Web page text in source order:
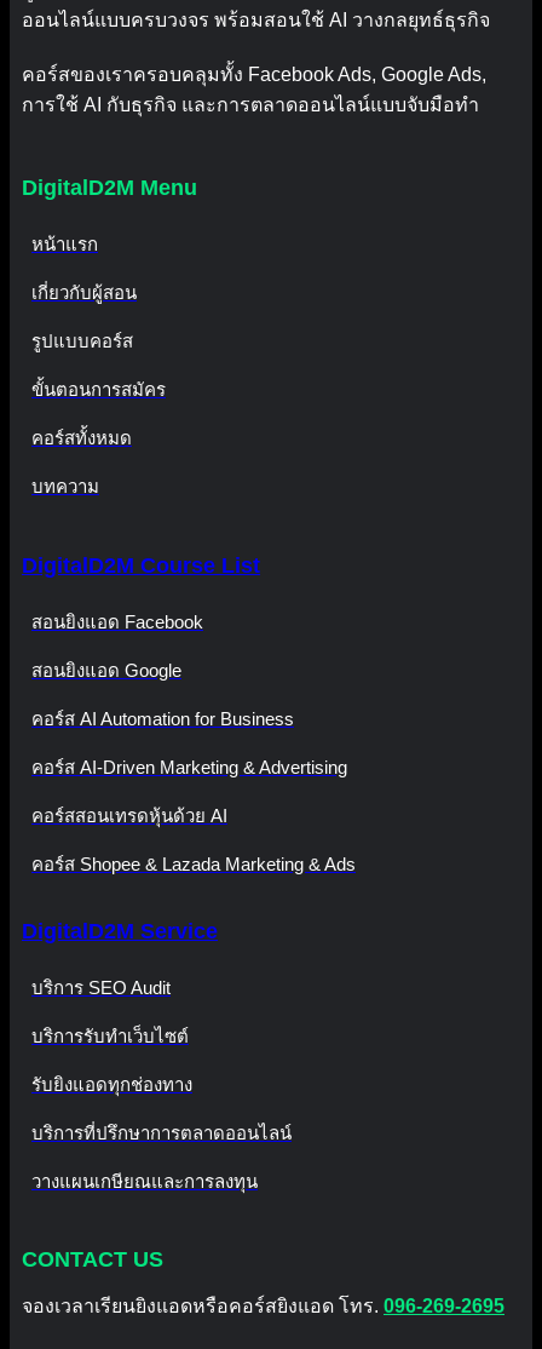
ออนไลน์แบบครบวงจร พร้อมสอนใช้ AI วางกลยุทธ์ธุรกิจ
คอร์สของเราครอบคลุมทั้ง Facebook Ads, Google Ads,
การใช้ AI กับธุรกิจ และการตลาดออนไลน์แบบจับมือทำ
DigitalD2M Menu
หน้าแรก
เกี่ยวกับผู้สอน
รูปแบบคอร์ส
ขั้นตอนการสมัคร
คอร์สทั้งหมด
บทความ
DigitalD2M Course List
สอนยิงแอด Facebook
สอนยิงแอด Google
คอร์ส AI Automation for Business
คอร์ส AI-Driven Marketing & Advertising
คอร์สสอนเทรดหุ้นด้วย AI
คอร์ส Shopee & Lazada Marketing & Ads
DigitalD2M Service
บริการ SEO Audit
บริการรับทำเว็บไซต์
รับยิงแอดทุกช่องทาง
บริการที่ปรึกษาการตลาดออนไลน์
วางแผนเกษียณและการลงทุน
CONTACT US
จองเวลาเรียนยิงแอดหรือคอร์สยิงแอด โทร. 096-269-2695